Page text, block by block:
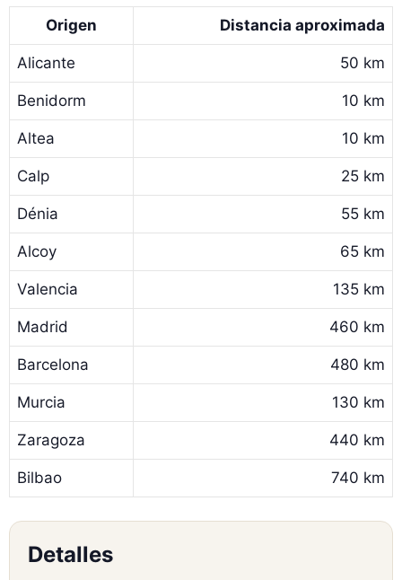
Origen Distancia aproximada
Alicante 50 km
Benidorm 10 km
Altea 10 km
Calp 25 km
Dénia 55 km
Alcoy 65 km
Valencia 135 km
Madrid 460 km
Barcelona 480 km
Murcia 130 km
Zaragoza 440 km
Bilbao 740 km
Detalles